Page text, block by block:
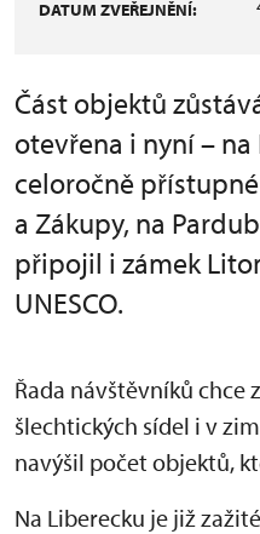
DATUM ZVEŘEJNĚNÍ:
Část objektů
otevřena i nyní –
celoročně
a Zákupy, na
připojil i zámek
UNESCO.
Řada návštěvníků chce
šlechtických sídel i v
navýšil počet objektů,
Na Liberecku je již